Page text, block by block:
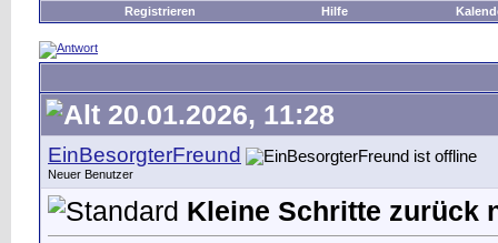
Registrieren Hilfe
20.01.2026, 11:28
EinBesorgterFreund
Neuer Benutzer
Kleine Schritte zurück